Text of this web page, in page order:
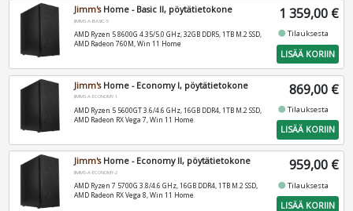
Jimm'sHome - Basic II, pöytätietokone
JIMMS-A-BASIC-5
AMD Ryzen 5 8600G 4.35/5.0 GHz, 32GB DDR5, 1TB M.2 SSD,
AMD Radeon 760M, Win 11 Home
1 359,00 €
fiber_manual_recordTilauksesta
LISÄÄ KORIIN
Jimm'sHome - Economy I, pöytätietokone
JIMMS-A-ECONOMY-1
AMD Ryzen 5 5600GT 3.6/4.6 GHz, 16GB DDR4, 1TB M.2 SSD,
AMD Radeon RX Vega 7, Win 11 Home
869,00 €
fiber_manual_recordTilauksesta
LISÄÄ KORIIN
Jimm'sHome - Economy II, pöytätietokone
JIMMS-A-ECONOMY-2
AMD Ryzen 7 5700G 3.8/4.6 GHz, 16GB DDR4, 1TB M.2 SSD,
AMD Radeon RX Vega 8, Win 11 Home
959,00 €
fiber_manual_recordTilauksesta
LISÄÄ KORIIN